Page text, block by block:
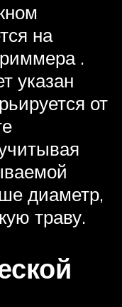
на
.
указан
от
диаметр,
траву.